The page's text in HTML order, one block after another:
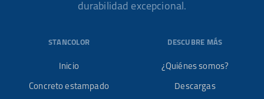
durabilidad excepcional.
STANCOLOR
Inicio
Concreto estampado
DESCUBRE MÁS
¿Quiénes somos?
Descargas